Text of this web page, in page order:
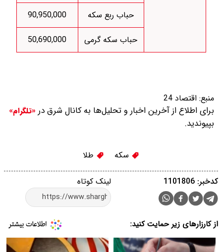
حباب ربع سکه
90,950,000
حباب سکه گرمی
50,690,000
منبع: اقتصاد 24
برای اطلاع از آخرین اخبار و تحلیل‌ها به کانال شرق در «تلگرام»
بپیوندید.
سکه طلا
لینک کوتاه کدخبر: 1101806
از کارزارهای زیر حمایت کنید: